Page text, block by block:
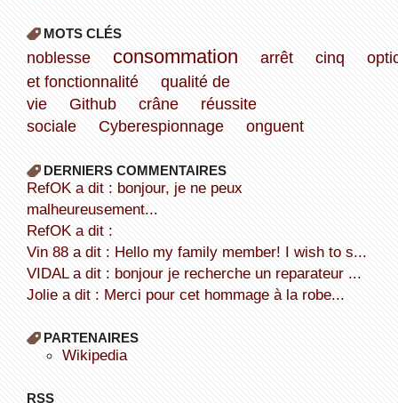
MOTS CLÉS
noblesse consommation arrêt cinq
et fonctionnalité
qualité de
vie
Github crâne
réussite
sociale
Cyberespionnage onguent
DERNIERS COMMENTAIRES
refOK a dit : bonjour, je ne peux
malheureusement...
refOK a dit :
Vin 88 a dit : Hello my family member! I wish to s...
VIDAL a dit : bonjour je recherche un reparateur ...
Jolie a dit : Merci pour cet hommage à la robe...
PARTENAIRES
wikipedia
RSS